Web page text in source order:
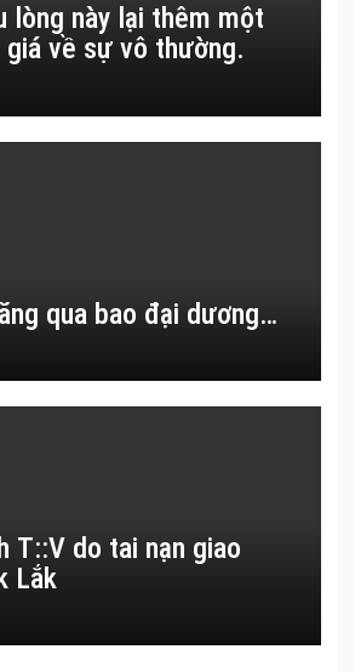
lòng này lại thêm một
về sự vô thường.
qua bao đại dương…
T::V do tai nạn giao
Lắk